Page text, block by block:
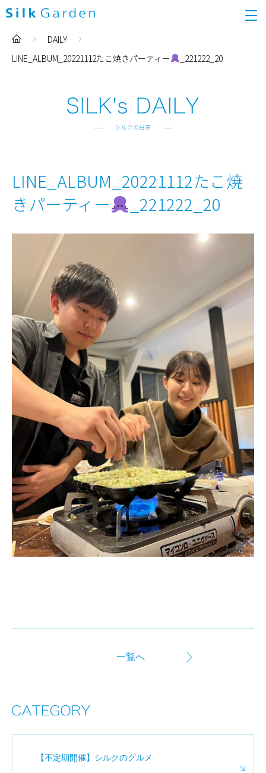
DAILY
LINE_ALBUM_20221112たこ焼きパーティー
_221222_20
LINE_ALBUM_20221112たこ焼
きパーティー
_221222_20
一覧へ
【不定期開催】シルクのグルメ